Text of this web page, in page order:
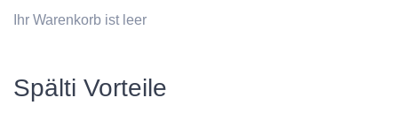
Ihr Warenkorb ist leer
Spälti Vorteile